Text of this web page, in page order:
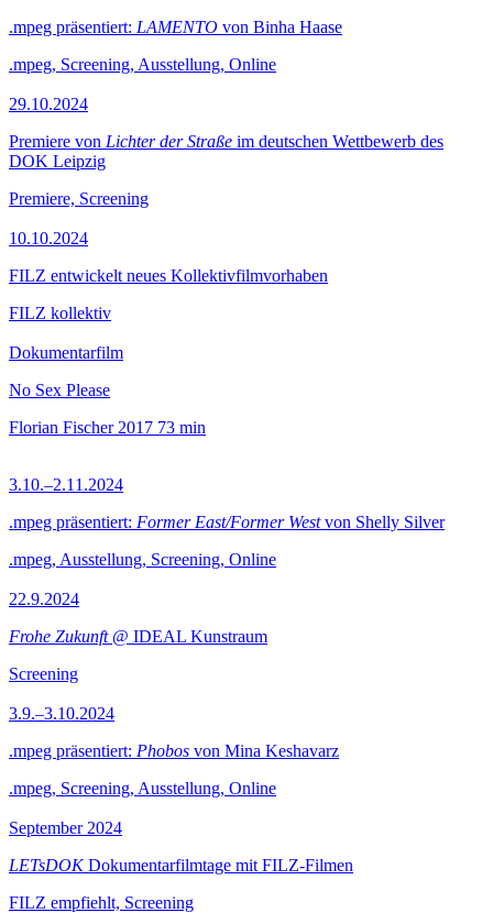
.mpeg präsentiert: LAMENTO von Binha Haase
.mpeg, Screening, Ausstellung, Online
29.10.2024
Premiere von Lichter der Straße im deutschen Wettbewerb des
DOK Leipzig
Premiere, Screening
10.10.2024
FILZ entwickelt neues Kollektivfilmvorhaben
FILZ kollektiv
Dokumentarfilm
No Sex Please
Florian Fischer 2017 73 min
3.10.–2.11.2024
.mpeg präsentiert: Former East/Former Westvon Shelly Silver
.mpeg, Ausstellung, Screening, Online
22.9.2024
Frohe Zukunft@ IDEAL Kunstraum
Screening
3.9.–3.10.2024
.mpeg präsentiert: Phobos von Mina Keshavarz
.mpeg, Screening, Ausstellung, Online
September 2024
LETsDOKDokumentarfilmtage mit FILZ-Filmen
FILZ empfiehlt, Screening